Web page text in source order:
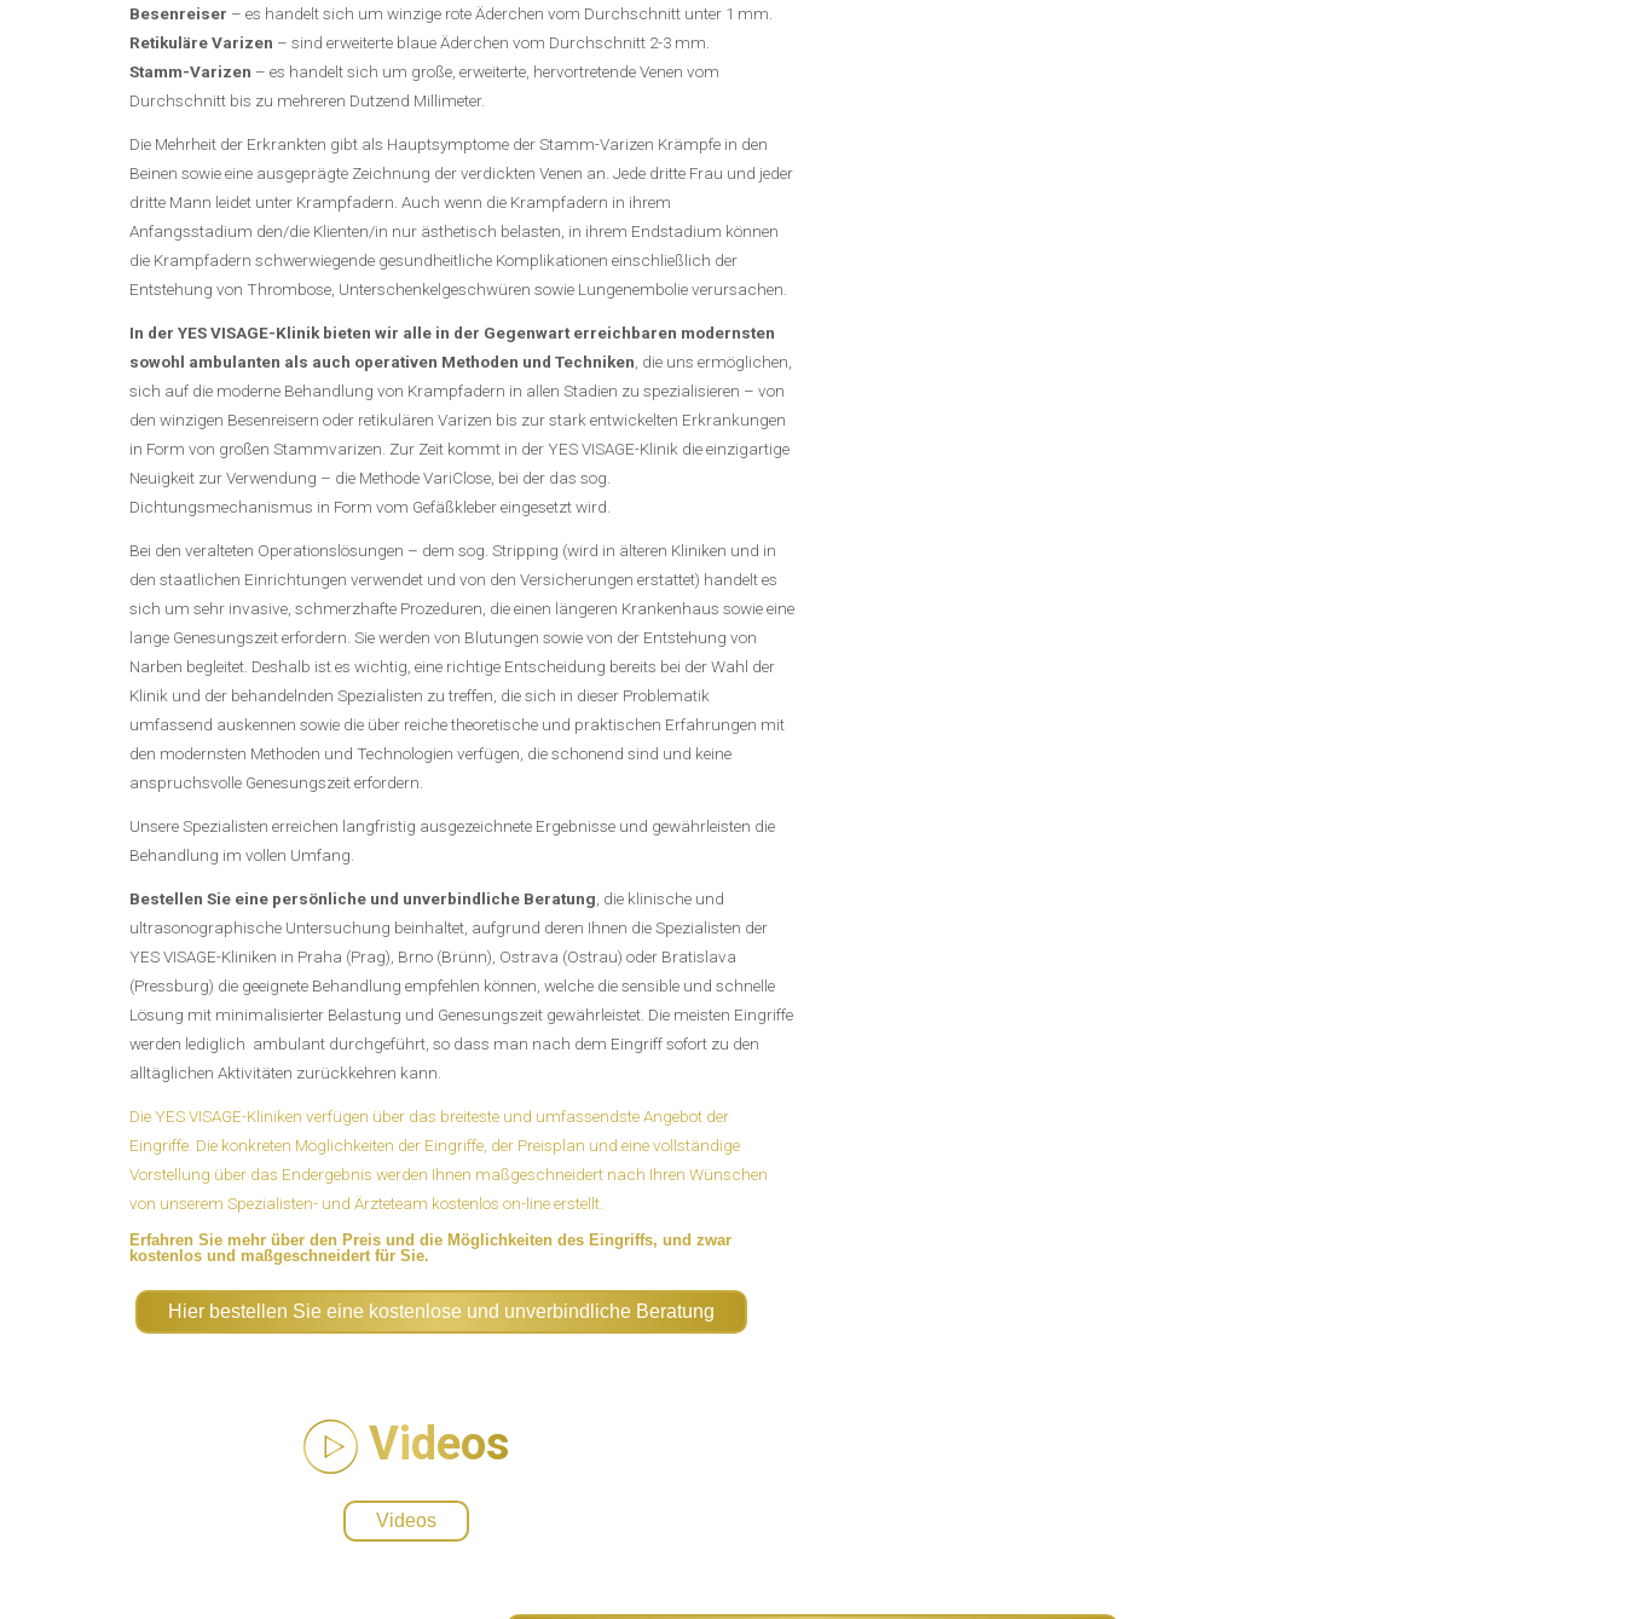
Besenreiser – es handelt sich um winzige rote Äderchen vom Durchschnitt unter 1 mm.
Retikuläre Varizen – sind erweiterte blaue Äderchen vom Durchschnitt 2-3 mm.
Stamm-Varizen – es handelt sich um große, erweiterte, hervortretende Venen vom
Durchschnitt bis zu mehreren Dutzend Millimeter.
Die Mehrheit der Erkrankten gibt als Hauptsymptome der Stamm-Varizen Krämpfe in den
Beinen sowie eine ausgeprägte Zeichnung der verdickten Venen an. Jede dritte Frau und jeder
dritte Mann leidet unter Krampfadern. Auch wenn die Krampfadern in ihrem
Anfangsstadium den/die Klienten/in nur ästhetisch belasten, in ihrem Endstadium können
die Krampfadern schwerwiegende gesundheitliche Komplikationen einschließlich der
Entstehung von Thrombose, Unterschenkelgeschwüren sowie Lungenembolie verursachen.
In der YES VISAGE-Klinik bieten wir alle in der Gegenwart erreichbaren modernsten
sowohl ambulanten als auch operativen Methoden und Techniken , die uns ermöglichen,
sich auf die moderne Behandlung von Krampfadern in allen Stadien zu spezialisieren – von
den winzigen Besenreisern oder retikulären Varizen bis zur stark entwickelten Erkrankungen
in Form von großen Stammvarizen. Zur Zeit kommt in der YES VISAGE-Klinik die einzigartige
Neuigkeit zur Verwendung – die Methode VariClose, bei der das sog.
Dichtungsmechanismus in Form vom Gefäßkleber eingesetzt wird.
Bei den veralteten Operationslösungen – dem sog. Stripping (wird in älteren Kliniken und in
den staatlichen Einrichtungen verwendet und von den Versicherungen erstattet) handelt es
sich um sehr invasive, schmerzhafte Prozeduren, die einen längeren Krankenhaus sowie eine
lange Genesungszeit erfordern. Sie werden von Blutungen sowie von der Entstehung von
Narben begleitet. Deshalb ist es wichtig, eine richtige Entscheidung bereits bei der Wahl der
Klinik und der behandelnden Spezialisten zu treffen, die sich in dieser Problematik
umfassend auskennen sowie die über reiche theoretische und praktischen Erfahrungen mit
den modernsten Methoden und Technologien verfügen, die schonend sind und keine
anspruchsvolle Genesungszeit erfordern.
Unsere Spezialisten erreichen langfristig ausgezeichnete Ergebnisse und gewährleisten die
Behandlung im vollen Umfang.
Bestellen Sie eine persönliche und unverbindliche Beratung , die klinische und
ultrasonographische Untersuchung beinhaltet, aufgrund deren Ihnen die Spezialisten der
YES VISAGE-Kliniken in Praha (Prag), Brno (Brünn), Ostrava (Ostrau) oder Bratislava
(Pressburg) die geeignete Behandlung empfehlen können, welche die sensible und schnelle
Lösung mit minimalisierter Belastung und Genesungszeit gewährleistet. Die meisten Eingriffe
werden lediglich ambulant durchgeführt, so dass man nach dem Eingriff sofort zu den
alltäglichen Aktivitäten zurückkehren kann.
Die YES VISAGE-Kliniken verfügen über das breiteste und umfassendste Angebot der
Eingriffe. Die konkreten Möglichkeiten der Eingriffe, der Preisplan und eine vollständige
Vorstellung über das Endergebnis werden Ihnen maßgeschneidert nach Ihren Wünschen
von unserem Spezialisten- und Ärzteteam kostenlos on-line erstellt.
Erfahren Sie mehr über den Preis und die Möglichkeiten des Eingriffs, und zwar
kostenlos und maßgeschneidert für Sie.
Hier bestellen Sie eine kostenlose und unverbindliche Beratung
Videos
Videos